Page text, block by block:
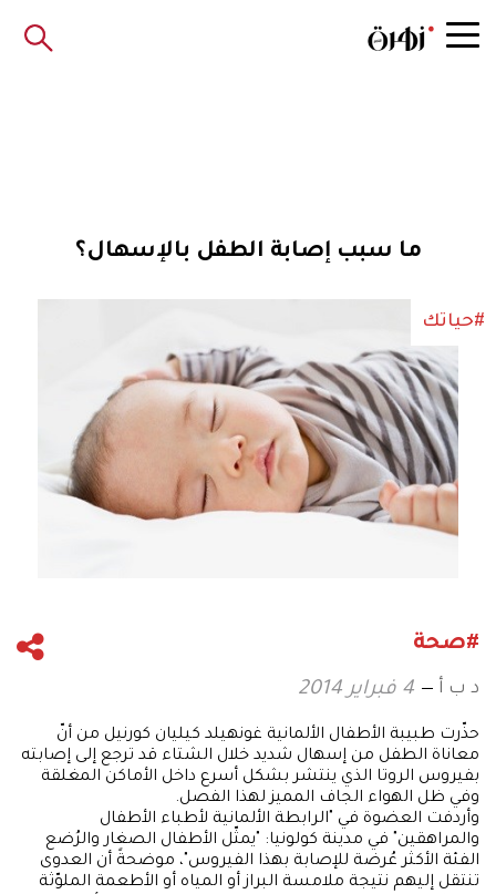
ما سبب إصابة الطفل بالإسهال؟
#حياتك
#صحة
د ب أ 4 فبراير 2014
حذّرت طبيبة الأطفال الألمانية غونهيلد كيليان كورنيل من أنّ
معاناة الطفل من إسهال شديد خلال الشتاء قد ترجع إلى إصابته
بفيروس الروتا الذي ينتشر بشكل أسرع داخل الأماكن المغلقة
وفي ظل الهواء الجاف المميز لهذا الفصل.
وأردفت العضوة في "الرابطة الألمانية لأطباء الأطفال
والمراهقين" في مدينة كولونيا: "يمثّل الأطفال الصغار والرُضع
الفئة الأكثر عُرضة للإصابة بهذا الفيروس"، موضحةً أن العدوى
تنتقل إليهم نتيجة ملامسة البراز أو المياه أو الأطعمة الملوّثة